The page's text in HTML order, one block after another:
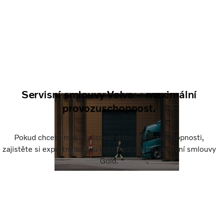
Servisní smlouvy Volvo - maximální
provozuschopnost.
Pokud chcete maximalizovat dobu provozuschopnosti,
zajistěte si expertní údržbu prostřednictvím servisní smlouvy
Gold.